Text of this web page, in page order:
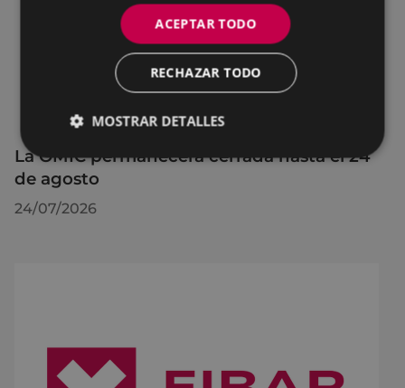
La OMIC permanecerá cerrada hasta el 24
de agosto
24/07/2026
ACEPTAR TODO
RECHAZAR TODO
MOSTRAR DETALLES